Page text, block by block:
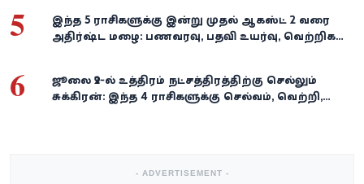
5
இந்த 5 ராசிகளுக்கு இன்று முதல் ஆகஸ்ட் 2 வரை
அதிர்ஷ்ட மழை: பணவரவு, பதவி உயர்வு, வெற்றிகள்
6
ஜூலை 29-ல் உத்திரம் நட்சத்திரத்திற்கு செல்லும்
சுக்கிரன்: இந்த 4 ராசிகளுக்கு செல்வம், வெற்றி,
- ADVERTISEMENT -